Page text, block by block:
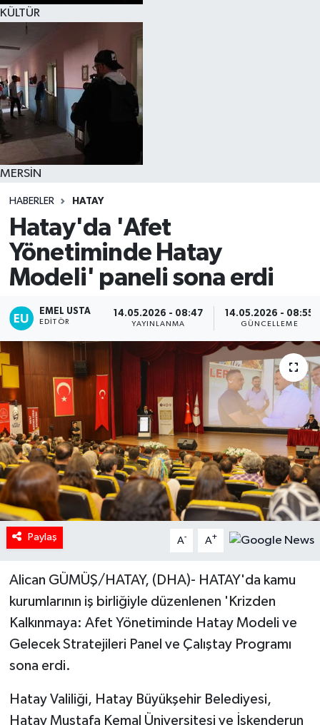
KÜLTÜR
MERSİN
HABERLER HATAY
Hatay'da 'Afet
Yönetiminde Hatay
Modeli' paneli sona erdi
EMEL USTA
EDITÖR
14.05.2026 - 08:47
YAYINLANMA
14.05.2026 - 08:55
GÜNCELLEME
Paylaş A- A+
Alican GÜMÜŞ/HATAY, (DHA)- HATAY'da kamu
kurumlarının iş birliğiyle düzenlenen 'Krizden
Kalkınmaya: Afet Yönetiminde Hatay Modeli ve
Gelecek Stratejileri Panel ve Çalıştay Programı
sona erdi.
Hatay Valiliği, Hatay Büyükşehir Belediyesi,
Hatay Mustafa Kemal Üniversitesi ve İskenderun